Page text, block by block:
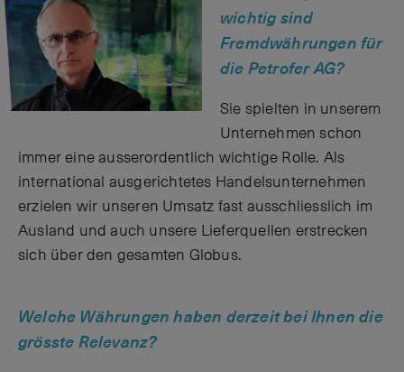
wichtig sind
Fremdwährungen für
die Petrofer AG?
Sie spielten in unserem
Unternehmen schon
immer eine ausserordentlich wichtige Rolle. Als
international ausgerichtetes Handelsunternehmen
erzielen wir unseren Umsatz fast ausschliesslich im
Ausland und auch unsere Lieferquellen erstrecken
sich über den gesamten Globus.
Welche Währungen haben derzeit bei Ihnen die
grösste Relevanz?